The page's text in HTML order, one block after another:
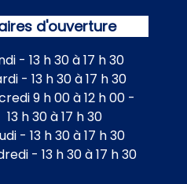
d'ouverture
- 13 h 30 à 17 h 30
- 13 h 30 à 17 h 30
9 h 00 à 12 h 00 -
13 h 30 à 17 h 30
- 13 h 30 à 17 h 30
- 13 h 30 à 17 h 30